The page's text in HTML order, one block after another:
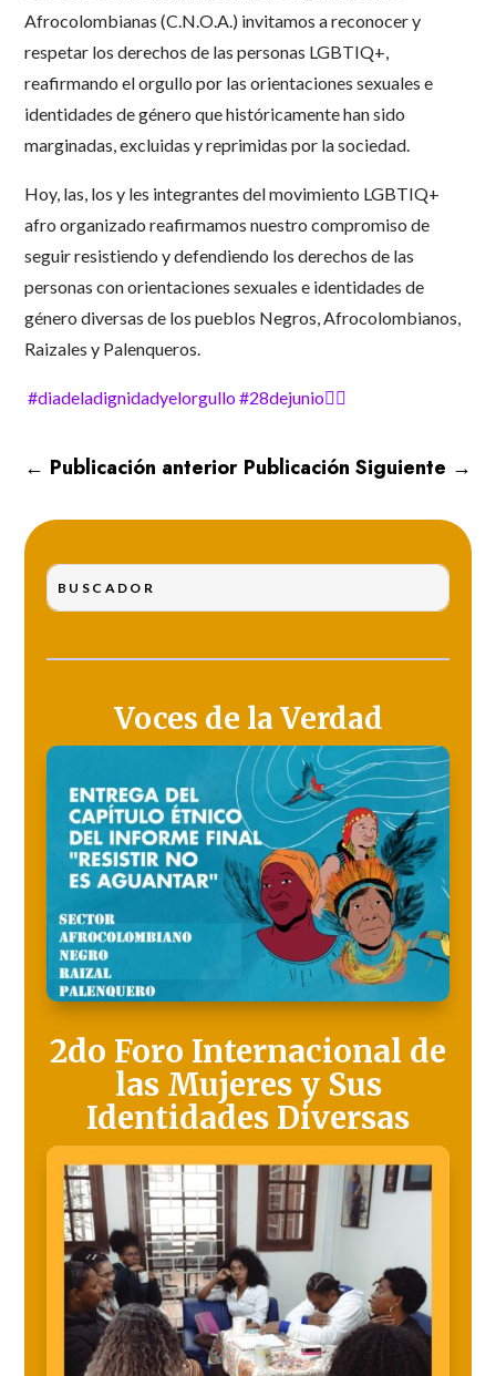
Afrocolombianas (C.N.O.A.) invitamos a reconocer y
respetar los derechos de las personas LGBTIQ+,
reafirmando el orgullo por las orientaciones sexuales e
identidades de género que históricamente han sido
marginadas, excluidas y reprimidas por la sociedad.
Hoy, las, los y les integrantes del movimiento LGBTIQ+
afro organizado reafirmamos nuestro compromiso de
seguir resistiendo y defendiendo los derechos de las
personas con orientaciones sexuales e identidades de
género diversas de los pueblos Negros, Afrocolombianos,
Raizales y Palenqueros.
#diadeladignidadyelorgullo#28dejunio🏳️‍🌈
← Publicación anterior Publicación Siguiente →
Voces de la Verdad
2do Foro Internacional de
las Mujeres y Sus
Identidades Diversas